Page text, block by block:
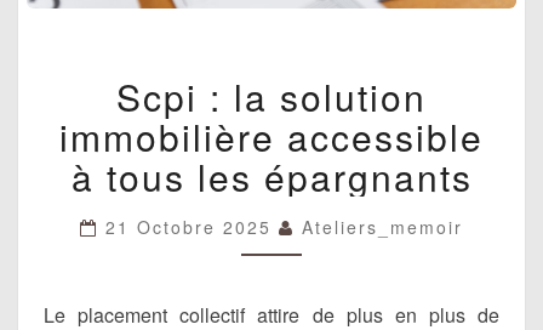
LA
SOLUTION
IMMOBILIÈRE
ACCESSIBLE
TOUS
LES
Scpi : la solution
immobilière accessible
à tous les épargnants
21 Octobre 2025 Ateliers_memoir
Le placement collectif attire de plus en plus de